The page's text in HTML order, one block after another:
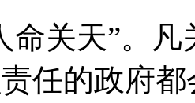
命关天”。
任的政府